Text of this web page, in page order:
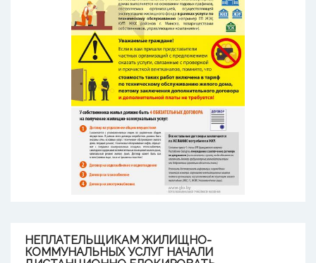
НЕПЛАТЕЛЬЩИКАМ ЖИЛИЩНО-
КОММУНАЛЬНЫХ УСЛУГ НАЧАЛИ